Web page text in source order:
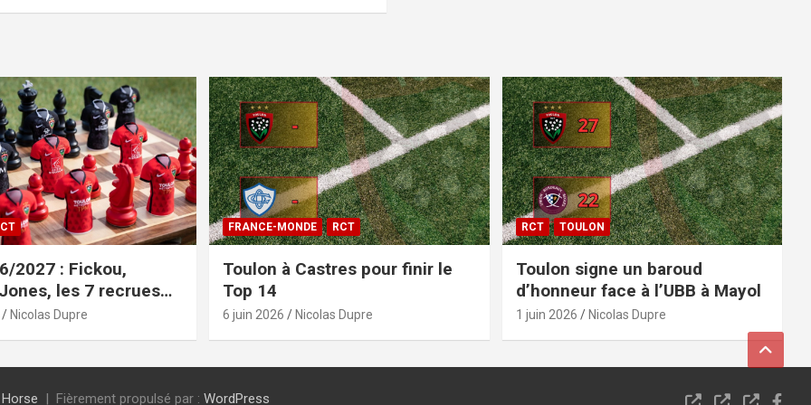
2027 : Fickou,
les 7 recrues
Nicolas Dupre
FRANCE-MONDE RCT
Toulon à Castres pour finir le
Top 14
6 juin 2026 Nicolas Dupre
RCT TOULON
Toulon signe un baroud
d’honneur face à l’UBB à Mayol
1 juin 2026 Nicolas Dupre
Fièrement propulsé par : WordPress